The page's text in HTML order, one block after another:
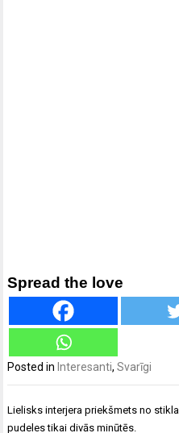
Spread the love
Posted in Interesanti,Svarīgi
Ziņu
izvēlne
Lielisks interjera priekšmets no stikla
pudeles tikai divās minūtēs.